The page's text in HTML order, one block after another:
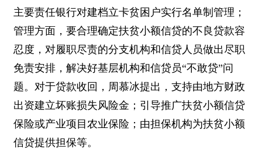
主要责任银行对建档立卡贫困户实行名单制管理；
管理方面，要合理确定扶贫小额信贷的不良贷款容
忍度，对履职尽责的分支机构和信贷人员做出尽职
免责安排，解决好基层机构和信贷员“不敢贷”问
题。对于贷款收回，周慕冰提出，支持由地方财政
出资建立坏账损失风险金；引导推广扶贫小额信贷
保险或产业项目农业保险；由担保机构为扶贫小额
信贷提供担保等。